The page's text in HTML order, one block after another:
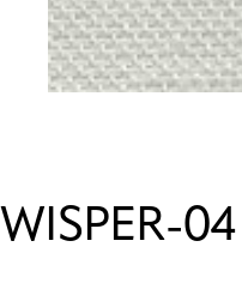
WISPER-04